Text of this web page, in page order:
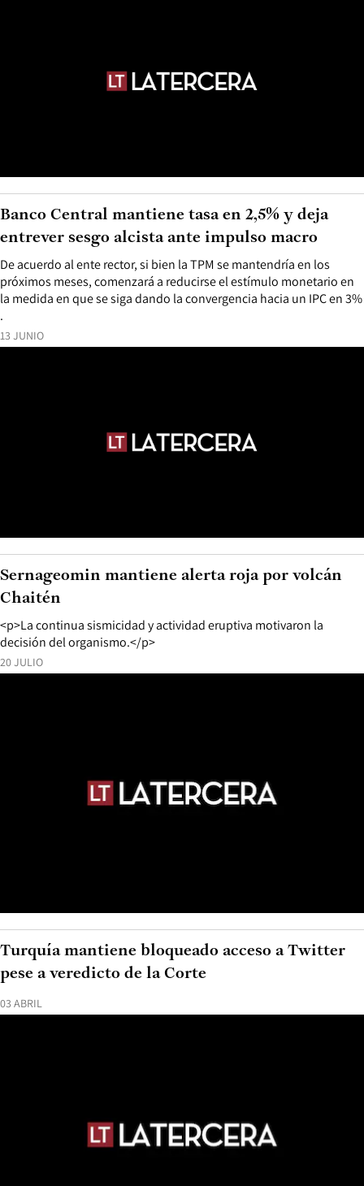
13 JUNIO
De acuerdo al ente rector, si bien la TPM se mantendría en los
próximos meses, comenzará a reducirse el estímulo monetario en
la medida en que se siga dando la convergencia hacia un IPC en 3%
.
Banco Central mantiene tasa en 2,5% y deja
entrever sesgo alcista ante impulso macro
20 JULIO
<p>La continua sismicidad y actividad eruptiva motivaron la
decisión del organismo.</p>
Sernageomin mantiene alerta roja por volcán
Chaitén
03 ABRIL
Turquía mantiene bloqueado acceso a Twitter
pese a veredicto de la Corte